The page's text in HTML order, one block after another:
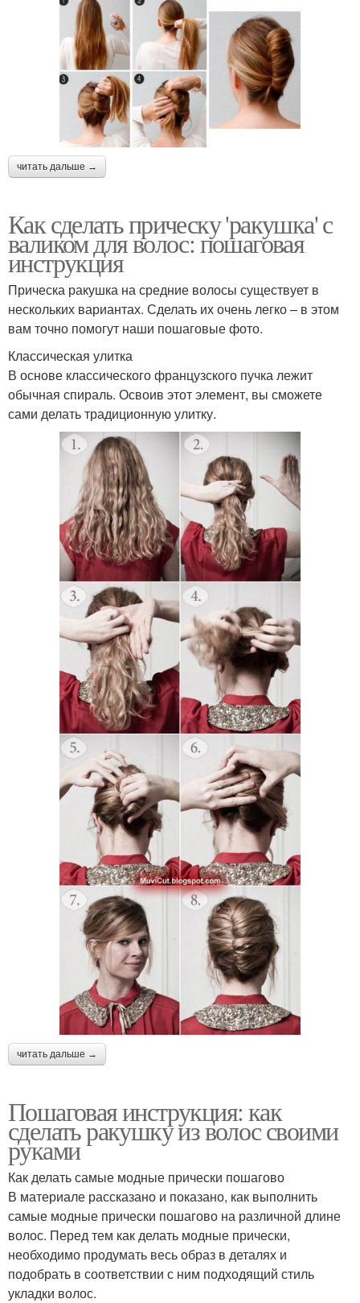
читать дальше →
Как сделать прическу 'ракушка' с
валиком для волос: пошаговая
инструкция
Прическа ракушка на средние волосы существует в
нескольких вариантах. Сделать их очень легко – в этом
вам точно помогут наши пошаговые фото.
Классическая улитка
В основе классического французского пучка лежит
обычная спираль. Освоив этот элемент, вы сможете
сами делать традиционную улитку.
читать дальше →
Пошаговая инструкция: как
сделать ракушку из волос своими
руками
Как делать самые модные прически пошагово
В материале рассказано и показано, как выполнить
самые модные прически пошагово на различной длине
волос. Перед тем как делать модные прически,
необходимо продумать весь образ в деталях и
подобрать в соответствии с ним подходящий стиль
укладки волос.